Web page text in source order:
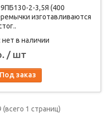
2-3,5Я (400
изготавливаются
в наличии
/ шт
Под заказ
(всего 1 страниц)